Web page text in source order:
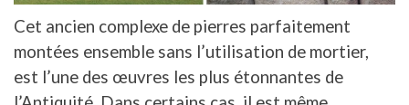
Cet ancien complexe de pierres parfaitement
montées ensemble sans l’utilisation de mortier,
est l’une des œuvres les plus étonnantes de